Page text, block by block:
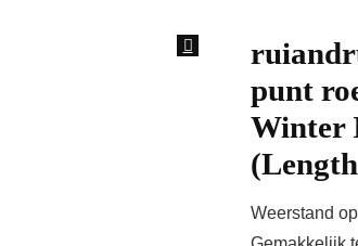
punt
Winter
Weerstand